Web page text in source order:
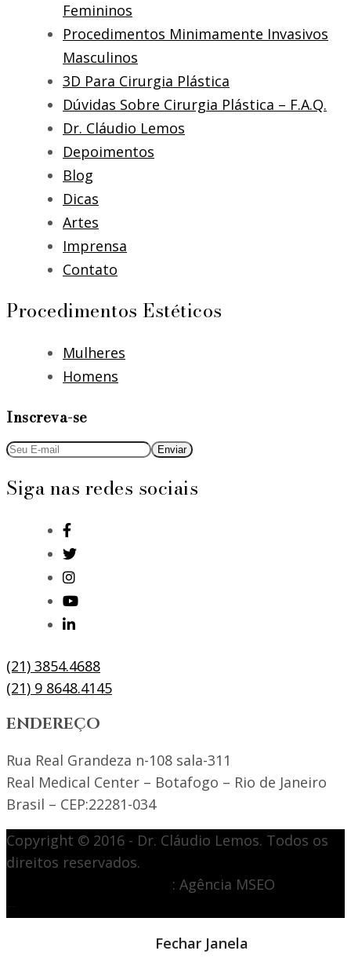
Femininos
Procedimentos Minimamente Invasivos
Masculinos
3D Para Cirurgia Plástica
Dúvidas Sobre Cirurgia Plástica – F.A.Q.
Dr. Cláudio Lemos
Depoimentos
Blog
Dicas
Artes
Imprensa
Contato
Procedimentos Estéticos
Mulheres
Homens
Inscreva-se
Siga nas redes sociais
(21) 3854.4688
(21) 9 8648.4145
ENDEREÇO
Rua Real Grandeza n-108 sala-311
Real Medical Center – Botafogo – Rio de Janeiro
Brasil – CEP:22281-034
Copyright © 2016 - Dr. Cláudio Lemos. Todos os
direitos reservados.
: Agência MSEO
Fechar Janela